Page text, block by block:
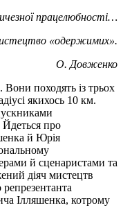
працелюбності…
«одержимих».
О. Довженко
Вони походять із трьох
якихось 10 км.
Йдеться про
й Юрія
й сценаристами та
діяч мистецтв
Ілляшенка, котрому